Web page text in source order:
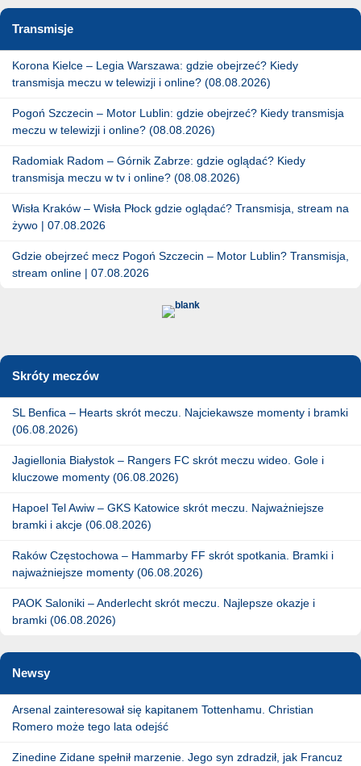
Transmisje
Korona Kielce – Legia Warszawa: gdzie obejrzeć? Kiedy
transmisja meczu w telewizji i online? (08.08.2026)
Pogoń Szczecin – Motor Lublin: gdzie obejrzeć? Kiedy transmisja
meczu w telewizji i online? (08.08.2026)
Radomiak Radom – Górnik Zabrze: gdzie oglądać? Kiedy
transmisja meczu w tv i online? (08.08.2026)
Wisła Kraków – Wisła Płock gdzie oglądać? Transmisja, stream na
żywo | 07.08.2026
Gdzie obejrzeć mecz Pogoń Szczecin – Motor Lublin? Transmisja,
stream online | 07.08.2026
Skróty meczów
SL Benfica – Hearts skrót meczu. Najciekawsze momenty i bramki
(06.08.2026)
Jagiellonia Białystok – Rangers FC skrót meczu wideo. Gole i
kluczowe momenty (06.08.2026)
Hapoel Tel Awiw – GKS Katowice skrót meczu. Najważniejsze
bramki i akcje (06.08.2026)
Raków Częstochowa – Hammarby FF skrót spotkania. Bramki i
najważniejsze momenty (06.08.2026)
PAOK Saloniki – Anderlecht skrót meczu. Najlepsze okazje i
bramki (06.08.2026)
Newsy
Arsenal zainteresował się kapitanem Tottenhamu. Christian
Romero może tego lata odejść
Zinedine Zidane spełnił marzenie. Jego syn zdradził, jak Francuz